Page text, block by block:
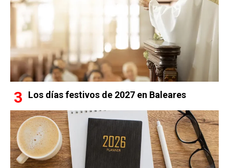
Los días festivos de 2027 en Baleares